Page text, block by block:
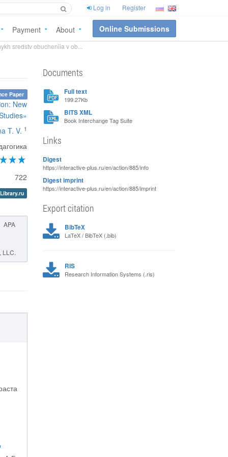
Log in Register
Payment About Online Submissions
sredstv obucheniia v ob...
Paper
New
T. V. 1
722
APA
LLC.
Documents
Full text
199.27Kb
BITS XML
Book Interchange Tag Suite
Links
Digest
https://interactive-plus.ru/en/action/885/info
Digest imprint
https://interactive-plus.ru/en/action/885/imprint
Export citation
BibTeX
LaTeX / BibTeX (.bib)
RIS
Research Information Systems (.ris)